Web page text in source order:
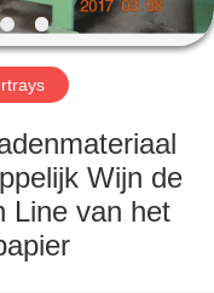
Wijn de
Line van het